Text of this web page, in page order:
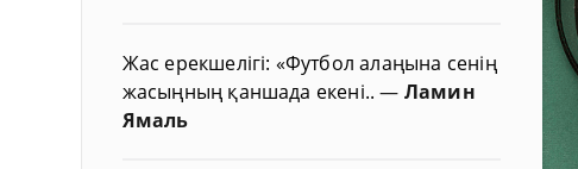
Жас ерекшелігі: «Футбол алаңына сенің
жасыңның қаншада екені..— Ламин
Ямаль